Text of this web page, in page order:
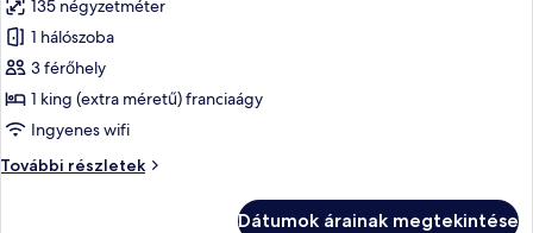
részletei
képének
megtekintése:
Classic
lakosztály,
1
(Classic
135 négyzetméter
1 hálószoba
3 férőhely
1 king (extra méretű) franciaágy
Ingyenes wifi
További részletek
Classic
Dátumok árainak megtekintése